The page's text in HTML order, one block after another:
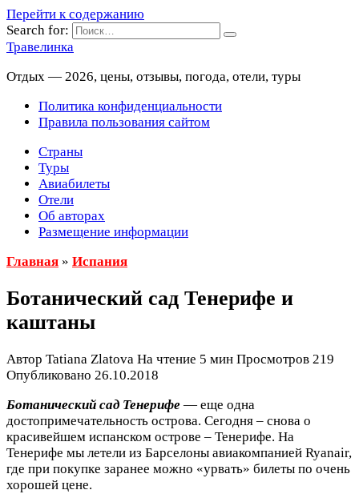
Перейти к содержанию
Search for:
Травелинка
Отдых — 2026, цены, отзывы, погода, отели, туры
Политика конфиденциальности
Правила пользования сайтом
Страны
Туры
Авиабилеты
Отели
Об авторах
Размещение информации
Главная » Испания
Ботанический сад Тенерифе и
каштаны
Автор Tatiana Zlatova На чтение 5 мин Просмотров 219
Опубликовано 26.10.2018
Ботанический сад Тенерифе — еще одна
достопримечательность острова. Сегодня – снова о
красивейшем испанском острове – Тенерифе. На
Тенерифе мы летели из Барселоны авиакомпанией Ryanair,
где при покупке заранее можно «урвать» билеты по очень
хорошей цене.